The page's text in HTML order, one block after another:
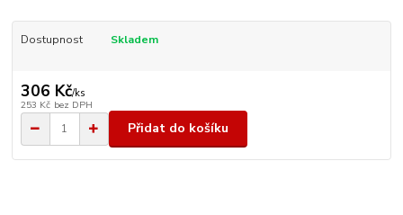
Dostupnost Skladem
306 Kč/ks
253 Kč bez DPH
Přidat do košíku